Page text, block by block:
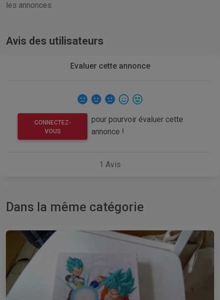
les annonces.
Avis des utilisateurs
Evaluer cette annonce
CONNECTEZ-
VOUS
pour pourvoir évaluer cette
annonce !
1 Avis
Dans la même catégorie